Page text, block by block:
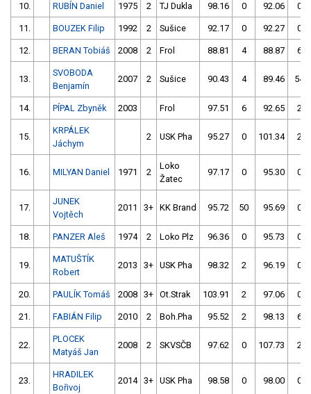
10. RUBÍN Daniel 1975 2 TJ Dukla 98.16 0 92.06 0
11. BOUZEK Filip 1992 2 Sušice 92.17 0 92.27 0
12. BERAN Tobiáš 2008 2 Frol 88.81 4 88.87 6
13.
SVOBODA
Benjamín
2007 2 Sušice 90.43 4 89.46 54
14. PÍPAL Zbyněk 2003 Frol 97.51 6 92.65 2
15.
KRPÁLEK
Jáchym
2 USK Pha 95.27 0 101.34 2
16. MILYAN Daniel 1971 2
Loko
Žatec
97.17 0 95.30 0
17.
JUNEK
Vojtěch
2011 3+ KK Brand 95.72 50 95.69 0
18. PANZER Aleš 1974 2 Loko Plz 96.36 0 95.73 0
19.
MATUŠTÍK
Robert
2013 3+ USK Pha 98.32 2 96.19 0
20. PAULÍK Tomáš 2008 3+ Ot.Strak 103.91 2 97.06 0
21. FABIÁN Filip 2010 2 Boh.Pha 95.52 2 98.13 6
22.
PLOCEK
Matyáš Jan
2008 2 SKVSČB 97.62 0 107.73 2
23.
HRADILEK
Bořivoj
2014 3+ USK Pha 98.58 0 98.00 0